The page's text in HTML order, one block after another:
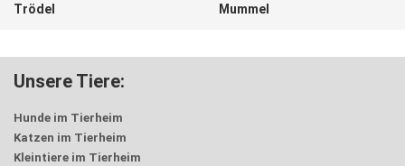
Trödel Mummel
Unsere Tiere:
Hunde im Tierheim
Katzen im Tierheim
Kleintiere im Tierheim